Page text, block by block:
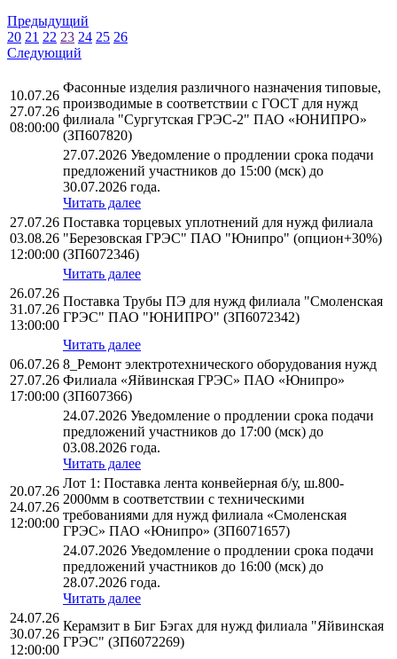
Предыдущий
20 21 22 23 24 25 26
Следующий
10.07.26
27.07.26
08:00:00
Фасонные изделия различного назначения типовые,
производимые в соответствии с ГОСТ для нужд
филиала "Сургутская ГРЭС-2" ПАО «ЮНИПРО»
(ЗП607820)
27.07.2026 Уведомление о продлении срока подачи
предложений участников до 15:00 (мск) до
30.07.2026 года.
Читать далее
27.07.26
03.08.26
12:00:00
Поставка торцевых уплотнений для нужд филиала
"Березовская ГРЭС" ПАО "Юнипро" (опцион+30%)
(ЗП6072346)
Читать далее
26.07.26
31.07.26
13:00:00
Поставка Трубы ПЭ для нужд филиала "Смоленская
ГРЭС" ПАО "ЮНИПРО" (ЗП6072342)
Читать далее
06.07.26
27.07.26
17:00:00
8_Ремонт электротехнического оборудования нужд
Филиала «Яйвинская ГРЭС» ПАО «Юнипро»
(ЗП607366)
24.07.2026 Уведомление о продлении срока подачи
предложений участников до 17:00 (мск) до
03.08.2026 года.
Читать далее
20.07.26
24.07.26
12:00:00
Лот 1: Поставка лента конвейерная б/у, ш.800-
2000мм в соответствии с техническими
требованиями для нужд филиала «Смоленская
ГРЭС» ПАО «Юнипро» (ЗП6071657)
24.07.2026 Уведомление о продлении срока подачи
предложений участников до 16:00 (мск) до
28.07.2026 года.
Читать далее
24.07.26
30.07.26
12:00:00
Керамзит в Биг Бэгах для нужд филиала "Яйвинская
ГРЭС" (ЗП6072269)